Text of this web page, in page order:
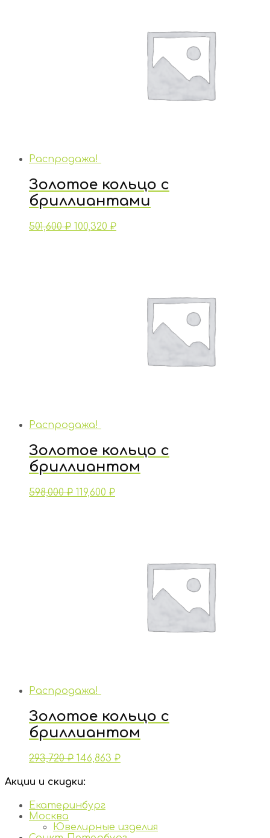
Распродажа!
Золотое кольцо с
бриллиантами
501,600₽ 100,320 ₽
Распродажа!
Золотое кольцо с
бриллиантом
598,000₽ 119,600 ₽
Распродажа!
Золотое кольцо с
бриллиантом
293,720₽ 146,863 ₽
Акции и скидки:
Екатеринбург
Москва
Ювелирные изделия